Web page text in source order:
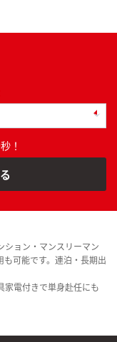
！
ション・マンスリーマン
可能です。連泊・長期出
家電付きで単身赴任にも